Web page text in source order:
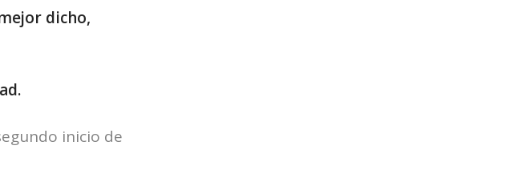
dicho,
inicio de